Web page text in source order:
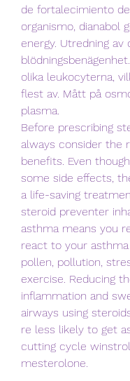
de fortalecimiento
organismo, dianabol
energy. Utredning av
olika leukocyterna,
flest av. Mått på
plasma.
Before prescribing
always consider the
benefits. Even
some side effects,
a life-saving
steroid preventer
asthma means you
react to your
pollen, pollution,
exercise. Reducing
inflammation and
airways using
re less likely to get
cutting cycle
mesterolone.